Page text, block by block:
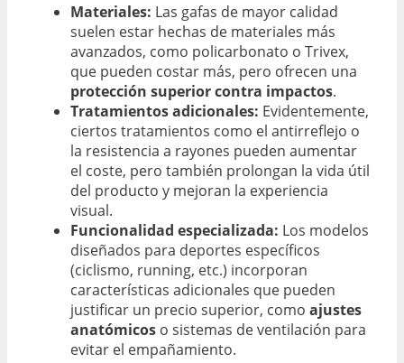
Materiales: Las gafas de mayor calidad
suelen estar hechas de materiales más
avanzados, como policarbonato o Trivex,
que pueden costar más, pero ofrecen una
protección superior contra impactos.
Tratamientos adicionales: Evidentemente,
ciertos tratamientos como el antirreflejo o
la resistencia a rayones pueden aumentar
el coste, pero también prolongan la vida útil
del producto y mejoran la experiencia
visual.
Funcionalidad especializada: Los modelos
diseñados para deportes específicos
(ciclismo, running, etc.) incorporan
características adicionales que pueden
justificar un precio superior, como ajustes
anatómicos o sistemas de ventilación para
evitar el empañamiento.